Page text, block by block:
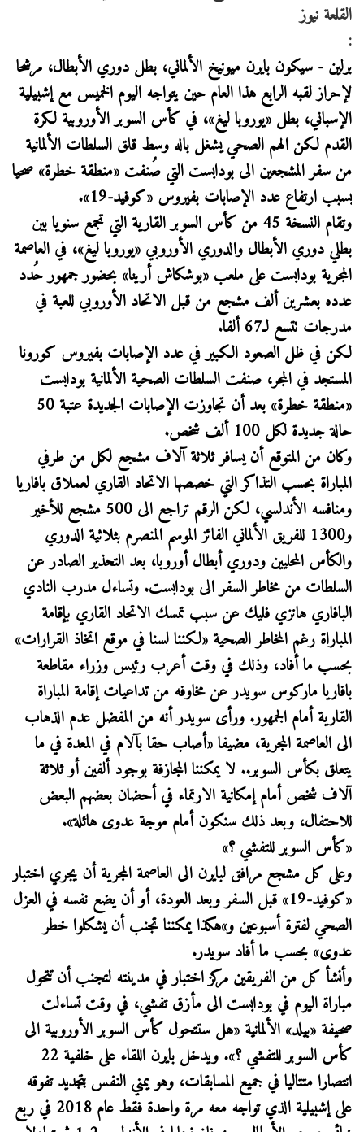
القلعة نيوز
:
برلين - سيكون بايرن ميونيخ الألماني، بطل دوري الأبطال، مرشحا
لإحراز لقبه الرابع هذا العام حين يتواجه اليوم الخميس مع إشبيلية
الإسباني، بطل «يوروبا ليغ»، في كأس السوبر الأوروبية لكرة
القدم لكن الهم الصحي يشغل باله وسط قلق السلطات الألمانية
من سفر المشجعين الى بودابست التي صُنفت «منطقة خطرة» صحيا
بسبب ارتفاع عدد الإصابات بفيروس «كوفيد-19».
وتقام النسخة 45 من كأس السوبر القارية التي تجمع سنويا بين
بطلي دوري الأبطال والدوري الأوروبي «يوروبا ليغ»، في العاصمة
المجرية بودابست على ملعب «بوشكاش أرينا» بحضور جمهور حُدد
عدده بعشرين ألف مشجع من قبل الاتحاد الأوروبي للعبة في
مدرجات تتسع لـ67 ألفا.
لكن في ظل الصعود الكبير في عدد الإصابات بفيروس كورونا
المستجد في المجر، صنفت السلطات الصحية الألمانية بودابست
«منطقة خطرة» بعد أن تجاوزت الإصابات الجديدة عتبة 50
حالة جديدة لكل 100 ألف شخص.
وكان من المتوقع أن يسافر ثلاثة آلاف مشجع لكل من طرفي
المباراة بحسب التذاكر التي خصصها الاتحاد القاري لعملاق بافاريا
ومنافسه الأندلسي، لكن الرقم تراجع الى 500 مشجع للأخير
و1300 للفريق الألماني الفائز الموسم المنصرم بثلاثية الدوري
والكأس المحليين ودوري أبطال أوروبا، بعد التحذير الصادر عن
السلطات من مخاطر السفر الى بودابست. وتساءل مدرب النادي
البافاري هانزي فليك عن سبب تمسك الاتحاد القاري بإقامة
المباراة رغم المخاطر الصحية «لكننا لسنا في موقع اتخاذ القرارات»
بحسب ما أفاد، وذلك في وقت أعرب رئيس وزراء مقاطعة
بافاريا ماركوس سويدر عن مخاوفه من تداعيات إقامة المباراة
القارية أمام الجمهور. ورأى سويدر أنه من المفضل عدم الذهاب
الى العاصمة المجرية، مضيفا «أصاب حقا بآلام في المعدة في ما
يتعلق بكأس السوبر.. لا يمكننا المجازفة بوجود ألفين أو ثلاثة
آلاف شخص أمام إمكانية الارتماء في أحضان بعضهم البعض
للاحتفال، وبعد ذلك سنكون أمام موجة عدوى هائلة».
«كأس السوبر للتفشي ؟»
وعلى كل مشجع مرافق لبايرن الى العاصمة المجرية أن يجري اختبار
«كوفيد-19» قبل السفر وبعد العودة، أو أن يضع نفسه في العزل
الصحي لفترة أسبوعين و»هكذا يمكننا تجنب أن يشكلوا خطر
عدوى» بحسب ما أفاد سويدر.
وأنشأ كل من الفريقين مركز اختبار في مدينته لتجنب أن تتحول
مباراة اليوم في بودابست الى مأزق تفشي، في وقت تساءلت
صحيفة «بيلد» الألمانية «هل ستتحول كأس السوبر الأوروبية الى
كأس السوبر للتفشي ؟». ويدخل بايرن اللقاء على خلفية 22
انتصارا متتاليا في جميع المسابقات، وهو يمني النفس بتجديد تفوقه
على إشبيلية الذي تواجه معه مرة واحدة فقط عام 2018 في ربع